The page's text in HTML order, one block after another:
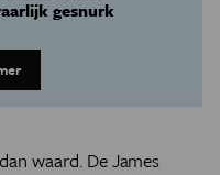
gesnurk
waard. De James